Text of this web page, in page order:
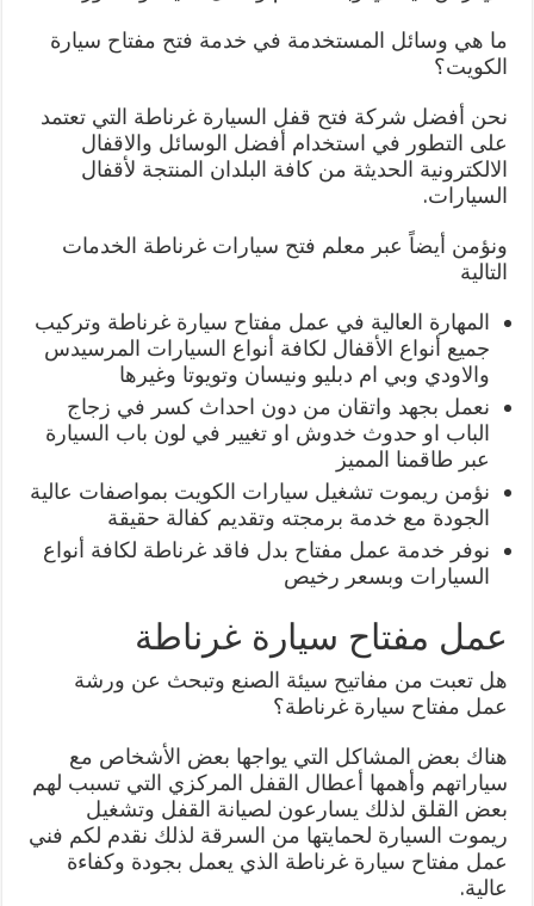
ما هي وسائل المستخدمة في خدمة فتح مفتاح سيارة
الكويت؟
نحن أفضل شركة فتح قفل السيارة غرناطة التي تعتمد
على التطور في استخدام أفضل الوسائل والاقفال
الالكترونية الحديثة من كافة البلدان المنتجة لأقفال
السيارات.
ونؤمن أيضاً عبر معلم فتح سيارات غرناطة الخدمات
التالية
المهارة العالية في عمل مفتاح سيارة غرناطة وتركيب
جميع أنواع الأقفال لكافة أنواع السيارات المرسيدس
والاودي وبي ام دبليو ونيسان وتويوتا وغيرها
نعمل بجهد واتقان من دون احداث كسر في زجاج
الباب او حدوث خدوش او تغيير في لون باب السيارة
عبر طاقمنا المميز
نؤمن ريموت تشغيل سيارات الكويت بمواصفات عالية
الجودة مع خدمة برمجته وتقديم كفالة حقيقة
نوفر خدمة عمل مفتاح بدل فاقد غرناطة لكافة أنواع
السيارات وبسعر رخيص
عمل مفتاح سيارة غرناطة
هل تعبت من مفاتيح سيئة الصنع وتبحث عن ورشة
عمل مفتاح سيارة غرناطة؟
هناك بعض المشاكل التي يواجها بعض الأشخاص مع
سياراتهم وأهمها أعطال القفل المركزي التي تسبب لهم
بعض القلق لذلك يسارعون لصيانة القفل وتشغيل
ريموت السيارة لحمايتها من السرقة لذلك نقدم لكم فني
عمل مفتاح سيارة غرناطة الذي يعمل بجودة وكفاءة
عالية.